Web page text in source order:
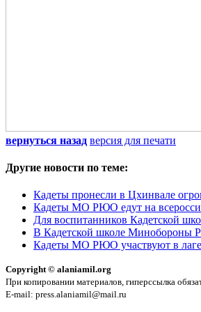
вернуться назад версия для печати
Другие новости по теме:
Кадеты пронесли в Цхинвале
Кадеты МО РЮО едут на
Для воспитанников Кадетской
В Кадетской школе Минобороны
Кадеты МО РЮО участвуют в
Copyright © alaniamil.org
При копировании материалов, гиперссылка
E-mail: press.alaniamil@mail.ru